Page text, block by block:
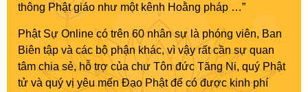
thông Phật giáo như một kênh Hoằng pháp …”
Phật Sự Online có trên 60 nhân sự là phóng viên, Ban
Biên tập và các bộ phận khác, vì vậy rất cần sự quan
tâm chia sẻ, hỗ trợ của chư Tôn đức Tăng Ni, quý Phật
tử và quý vị yêu mến Đạo Phật để có được kinh phí